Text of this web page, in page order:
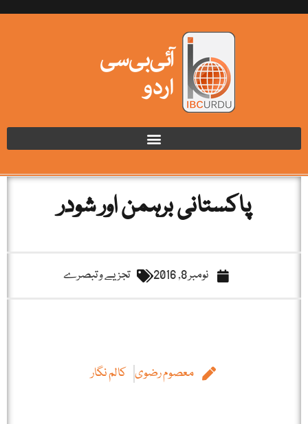
پاکستانی برہمن اور شودر
نومبر 8, 2016 تجزیے و تبصرے
معصوم رضوی کالم نگار